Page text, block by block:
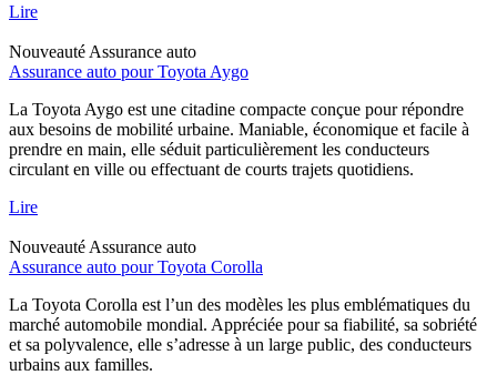
Lire
Nouveauté Assurance auto
Assurance auto pour Toyota Aygo
La Toyota Aygo est une citadine compacte conçue pour répondre
aux besoins de mobilité urbaine. Maniable, économique et facile à
prendre en main, elle séduit particulièrement les conducteurs
circulant en ville ou effectuant de courts trajets quotidiens.
Lire
Nouveauté Assurance auto
Assurance auto pour Toyota Corolla
La Toyota Corolla est l’un des modèles les plus emblématiques du
marché automobile mondial. Appréciée pour sa fiabilité, sa sobriété
et sa polyvalence, elle s’adresse à un large public, des conducteurs
urbains aux familles.